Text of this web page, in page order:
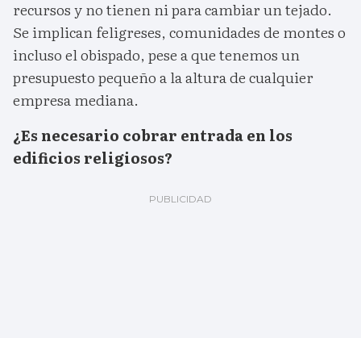
recursos y no tienen ni para cambiar un tejado.
Se implican feligreses, comunidades de montes o
incluso el obispado, pese a que tenemos un
presupuesto pequeño a la altura de cualquier
empresa mediana.
¿Es necesario cobrar entrada en los
edificios religiosos?